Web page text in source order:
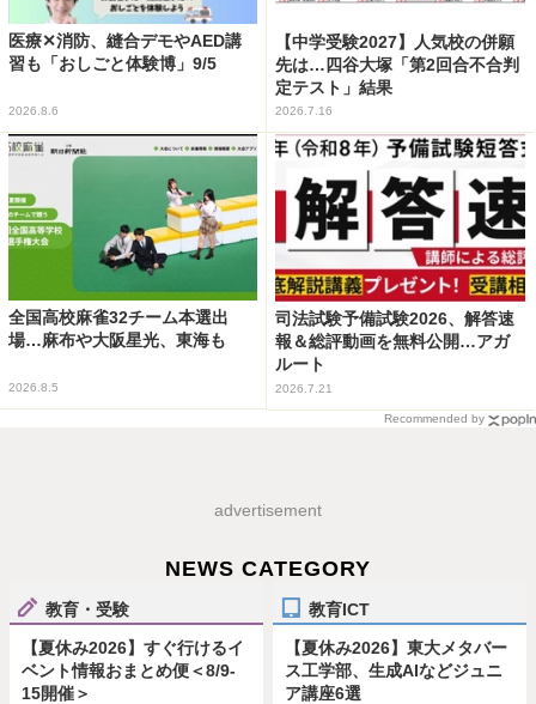
医療✕消防、縫合デモやAED講
習も「おしごと体験博」9/5
2026.8.6
【中学受験2027】人気校の併願
先は…四谷大塚「第2回合不合判
定テスト」結果
2026.7.16
全国高校麻雀32チーム本選出
場…麻布や大阪星光、東海も
2026.8.5
司法試験予備試験2026、解答速
報＆総評動画を無料公開…アガ
ルート
2026.7.21
Recommended by
advertisement
NEWS CATEGORY
教育・受験
【夏休み2026】すぐ行けるイ
ベント情報おまとめ便＜8/9-
15開催＞
教育ICT
【夏休み2026】東大メタバー
ス工学部、生成AIなどジュニ
ア講座6選